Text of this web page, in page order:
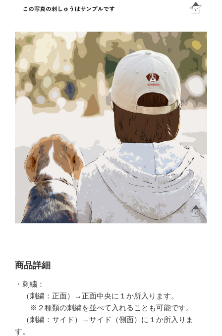
商品詳細
・刺繍：
（刺繍：正面）→正面中央に１か所入ります。
※２種類の刺繍を並べて入れることも可能です。
（刺繍：サイド）→サイド（側面）に１か所入りま
す。